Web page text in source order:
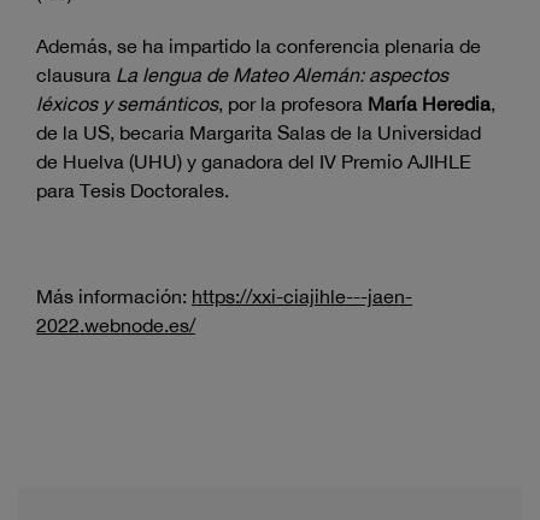
Además, se ha impartido la conferencia plenaria de
clausura La lengua de Mateo Alemán: aspectos
léxicos y semánticos, por la profesora María Heredia,
de la US, becaria Margarita Salas de la Universidad
de Huelva (UHU) y ganadora del IV Premio AJIHLE
para Tesis Doctorales.
Más información: https://xxi-ciajihle---jaen-
2022.webnode.es/